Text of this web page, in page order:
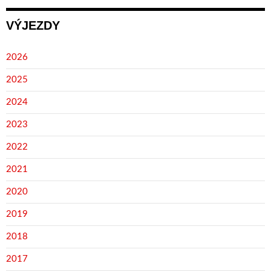
VÝJEZDY
2026
2025
2024
2023
2022
2021
2020
2019
2018
2017